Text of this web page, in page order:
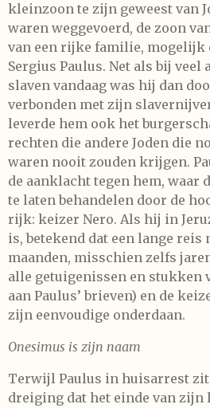
kleinzoon te zijn geweest van
waren weggevoerd, de zoon
van een rijke familie, mogelijk
Sergius Paulus. Net als bij
slaven vandaag was hij dan
verbonden met zijn
leverde hem ook het
rechten die andere Joden die
waren nooit zouden krijgen.
de aanklacht tegen hem, waar
te laten behandelen door de
rijk: keizer Nero. Als hij in
is, betekend dat een lange reis
maanden, misschien zelfs
alle getuigenissen en stukken
aan Paulus’ brieven) en de
zijn eenvoudige onderdaan.
Onesimus is zijn naam
Terwijl Paulus in huisarrest
dreiging dat het einde van zijn